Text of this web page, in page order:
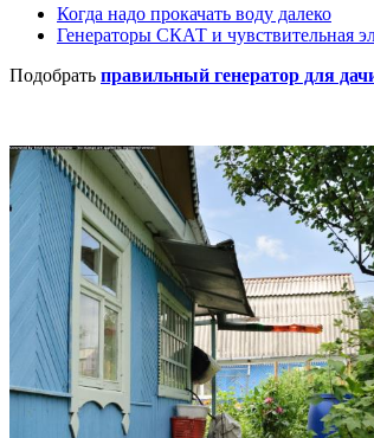
Когда надо прокачать воду далеко
Генераторы СКАТ и чувствительная
Подобрать правильный генератор для